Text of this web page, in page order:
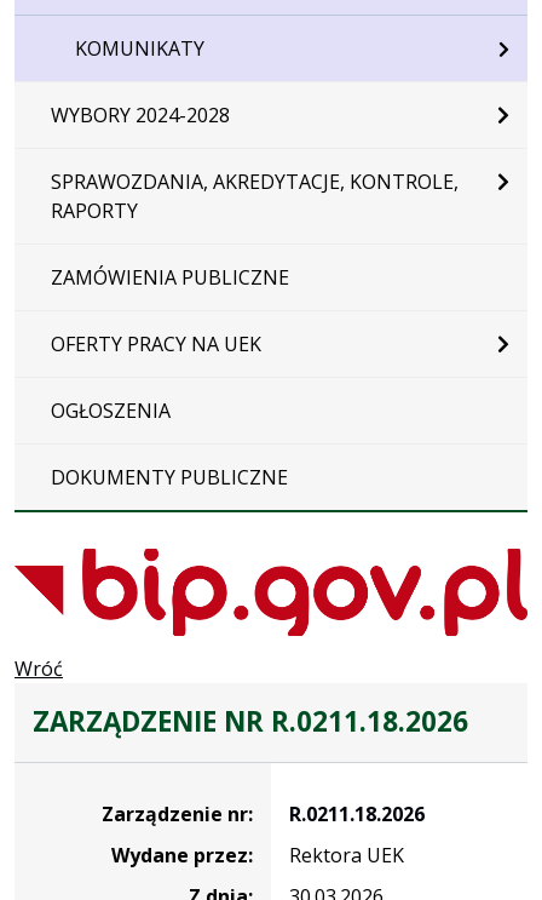
KOMUNIKATY
WYBORY 2024-2028
SPRAWOZDANIA, AKREDYTACJE, KONTROLE,
RAPORTY
ZAMÓWIENIA PUBLICZNE
OFERTY PRACY NA UEK
OGŁOSZENIA
DOKUMENTY PUBLICZNE
Wróć
ZARZĄDZENIE NR R.0211.18.2026
Zarządzenie nr:
R.0211.18.2026
Wydane przez:
Rektora UEK